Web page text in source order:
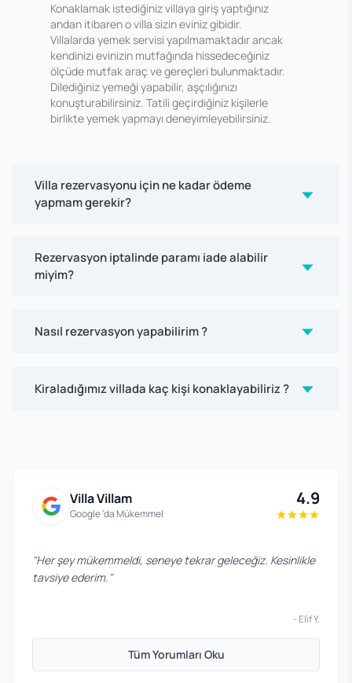
Konaklamak istediğiniz villaya giriş yaptığınız
andan itibaren o villa sizin eviniz gibidir.
Villalarda yemek servisi yapılmamaktadır ancak
kendinizi evinizin mutfağında hissedeceğiniz
ölçüde mutfak araç ve gereçleri bulunmaktadır.
Dilediğiniz yemeği yapabilir, aşçılığınızı
konuşturabilirsiniz. Tatili geçirdiğiniz kişilerle
birlikte yemek yapmayı deneyimleyebilirsiniz.
Villa rezervasyonu için ne kadar ödeme
yapmam gerekir?
Rezervasyon iptalinde paramı iade alabilir
miyim?
Nasıl rezervasyon yapabilirim ?
Kiraladığımız villada kaç kişi konaklayabiliriz ?
Villa Villam
Google 'da Mükemmel
4.9
"Her şey mükemmeldi, seneye tekrar geleceğiz. Kesinlikle
tavsiye ederim. "
- Elif Y.
Tüm Yorumları Oku